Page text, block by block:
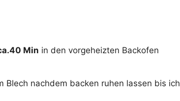
Min in den vorgeheizten Backofen
Blech nachdem backen ruhen lassen bis ich